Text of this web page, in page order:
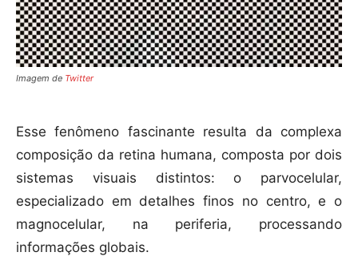
Imagem de Twitter
Esse fenômeno fascinante resulta da complexa
composição da retina humana, composta por dois
sistemas visuais distintos: o parvocelular,
especializado em detalhes finos no centro, e o
magnocelular, na periferia, processando
informações globais.